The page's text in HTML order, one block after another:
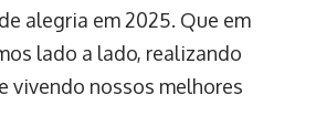
alegria em 2025. Que em
lado a lado, realizando
vivendo nossos melhores